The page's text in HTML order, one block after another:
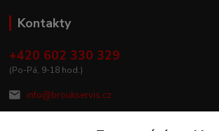
Kontakty
+420 602 330 329
(Po-Pá, 9-18 hod.)
info@broukservis.cz